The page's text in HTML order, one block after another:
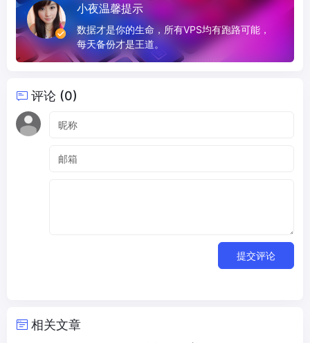
小夜温馨提示
数据才是你的生命，所有VPS均有跑路可能，
每天备份才是王道。
评论 (0)
提交评论
相关文章